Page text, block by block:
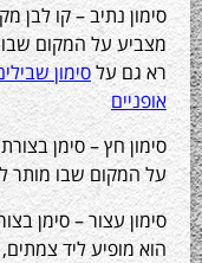
– קו לבן מקווקו
על המקום שבו מותר
עלסימון שבילים בגני
חץ – סימן בצורת חץ
שבו מותר לנהוג.
עצור – סימן בצורת
ליד צמתים, מעבר